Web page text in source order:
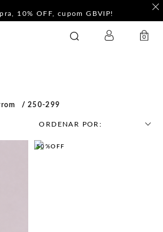
10% OFF, cupom GBVIP!
0
250-299
ORDENAR POR:
50%OFF